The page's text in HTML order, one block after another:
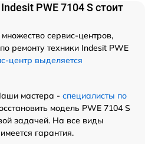
PWE 7104 S стоит
сервис-центров,
ремонту техники Indesit PWE
центр выделяется
мастера - специалисты по
модель PWE 7104 S
задачей. На все виды
гарантия.